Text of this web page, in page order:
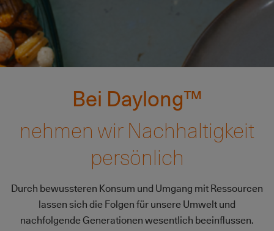
Bei Daylong™
nehmen wir Nachhaltigkeit
persönlich
Durch bewussteren Konsum und Umgang mit Ressourcen
lassen sich die Folgen für unsere Umwelt und
nachfolgende Generationen wesentlich beeinflussen.